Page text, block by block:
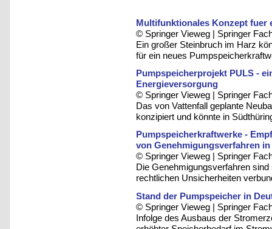
Multifunktionales Konzept fuer
© Springer Vieweg | Springer
Ein großer Steinbruch im Harz
für ein neues
Pumpspeicherprojekt PULS -
Energieversorgung
© Springer Vieweg | Springer
Das von Vattenfall geplante
konzipiert und könnte in
Pumpspeicherkraftwerke -
von Genehmigungsverfahren
© Springer Vieweg | Springer
Die Genehmigungsverfahren
rechtlichen Unsicherheiten
Stand der Pumpspeicher in
© Springer Vieweg | Springer
Infolge des Ausbaus der